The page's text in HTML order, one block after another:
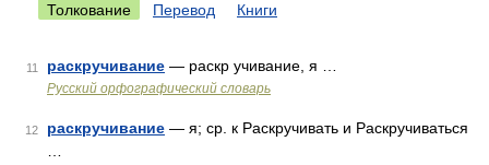
Толкование Перевод Книги
11 раскручивание — раскр учивание, я …
Русский орфографический словарь
12 раскручивание — я; ср. к Раскручивать и Раскручиваться